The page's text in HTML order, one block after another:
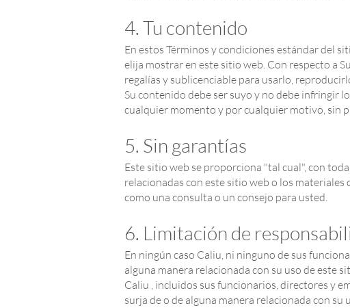
4. Tu contenido
En estos Términos y condiciones estándar del
elija mostrar en este sitio web. Con respecto a
regalías y sublicenciable para usarlo,
Su contenido debe ser suyo y no debe infringir
cualquier momento y por cualquier motivo, sin
5. Sin garantías
Este sitio web se proporciona "tal cual", con
relacionadas con este sitio web o los
como una consulta o un consejo para usted.
6. Limitación de
En ningún caso Caliu, ni ninguno de sus
alguna manera relacionada con su uso de este
Caliu , incluidos sus funcionarios, directores y
surja de o de alguna manera relacionada con su